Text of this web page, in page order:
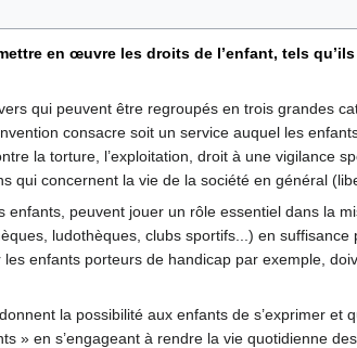
en œuvre les droits de l’enfant, tels
qui peuvent être regroupés en trois grandes
consacre soit un service auquel les
la torture, l’exploitation, droit à une vigilance
concernent la vie de la société en général
peuvent jouer un rôle essentiel dans la
ludothèques, clubs sportifs...) en
enfants porteurs de handicap par exemple,
la possibilité aux enfants de s’exprimer et
» en s’engageant à rendre la vie quotidienne